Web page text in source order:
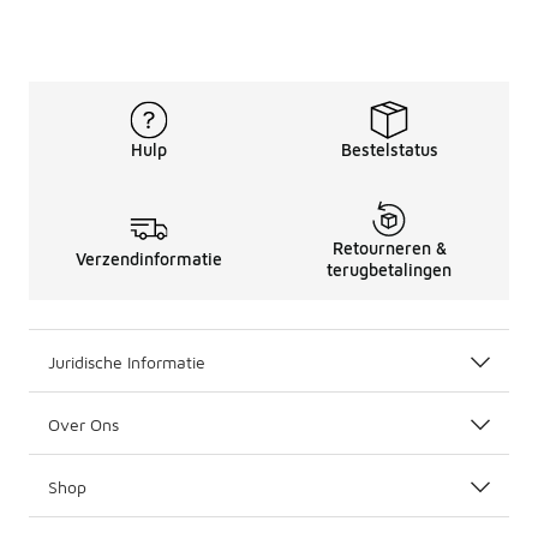
Hulp Bestelstatus
Verzendinformatie
Retourneren &
terugbetalingen
Juridische Informatie
Over Ons
Shop